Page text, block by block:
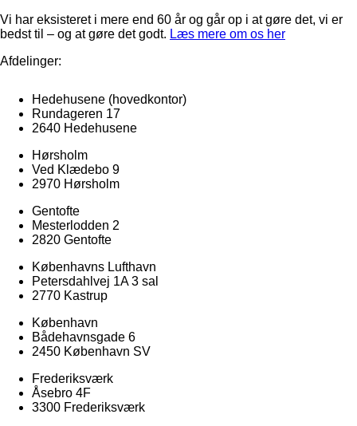
Vi har eksisteret i mere end 60 år og går op i at gøre det, vi er
bedst til – og at gøre det godt. Læs mere om os her
Afdelinger:
Hedehusene (hovedkontor)
Rundageren 17
2640 Hedehusene
Hørsholm
Ved Klædebo 9
2970 Hørsholm
Gentofte
Mesterlodden 2
2820 Gentofte
Københavns Lufthavn
Petersdahlvej 1A 3 sal
2770 Kastrup
København
Bådehavnsgade 6
2450 København SV
Frederiksværk
Åsebro 4F
3300 Frederiksværk